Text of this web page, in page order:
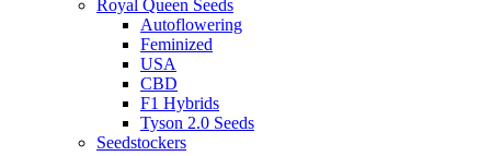
Royal Queen Seeds
Autoflowering
Feminized
USA
CBD
F1 Hybrids
Tyson 2.0 Seeds
Seedstockers